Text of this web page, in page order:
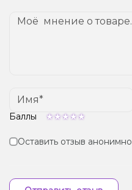
Баллы
Оставить отзыв анонимно